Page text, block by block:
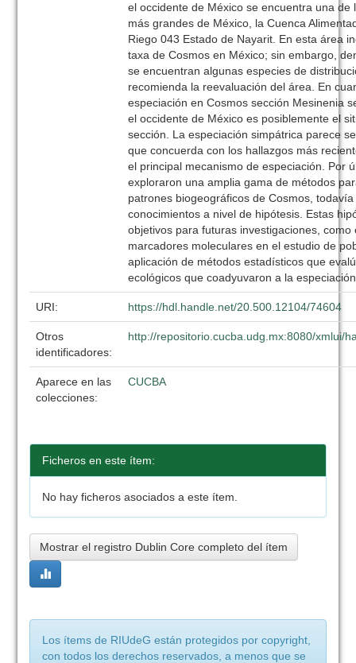
el occidente de México se encuentra una de
más grandes de México, la Cuenca
Riego 043 Estado de Nayarit. En esta área
taxa de Cosmos en México; sin embargo,
se encuentran algunas especies de
recomienda la reevaluación del área. En
especiación en Cosmos sección Mesinenia
el occidente de México es posiblemente el
sección. La especiación simpátrica parece
que concuerda con los hallazgos más
el principal mecanismo de especiación. Por
exploraron una amplia gama de métodos
patrones biogeográficos de Cosmos,
conocimientos a nivel de hipótesis. Estas
objetivos para futuras investigaciones, como
marcadores moleculares en el estudio de
aplicación de métodos estadísticos que
ecológicos que coadyuvaron a la
URI: https://hdl.handle.net/20.500.12104/74604
Otros
identificadores:
http://repositorio.cucba.udg.mx:8080/xmlui/
Aparece en las
colecciones:
CUCBA
Ficheros en este ítem:
No hay ficheros asociados a este ítem.
Mostrar el registro Dublin Core completo del ítem
Los ítems de RIUdeG están protegidos por copyright,
con todos los derechos reservados, a menos que se